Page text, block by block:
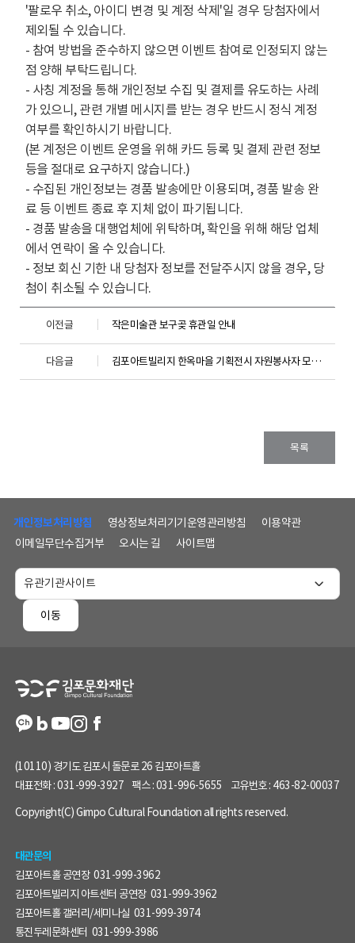
'팔로우 취소, 아이디 변경 및 계정 삭제'일 경우 당첨자에서
제외될 수 있습니다.
- 참여 방법을 준수하지 않으면 이벤트 참여로 인정되지 않는
점 양해 부탁드립니다.
- 사칭 계정을 통해 개인정보 수집 및 결제를 유도하는 사례
가 있으니, 관련 개별 메시지를 받는 경우 반드시 정식 계정
여부를 확인하시기 바랍니다.
(본 계정은 이벤트 운영을 위해 카드 등록 및 결제 관련 정보
등을 절대로 요구하지 않습니다.)
- 수집된 개인정보는 경품 발송에만 이용되며, 경품 발송 완
료 등 이벤트 종료 후 지체 없이 파기됩니다.
- 경품 발송을 대행업체에 위탁하며, 확인을 위해 해당 업체
에서 연락이 올 수 있습니다.
- 정보 회신 기한 내 당첨자 정보를 전달주시지 않을 경우, 당
첨이 취소될 수 있습니다.
이전글 작은미술관 보구곶 휴관일 안내
다음글 김포아트빌리지 한옥마을 기획전시 자원봉사자 모집안내
목록
개인정보처리방침 영상정보처리기기운영관리방침
이용약관
이메일무단수집거부
오시는 길 사이트맵
이동
(10110) 경기도 김포시 돌문로 26 김포아트홀
대표전화 :031-999-3927 팩스 :031-996-5655 고유번호 : 463-82-00037
Copyright(C) Gimpo Cultural Foundation all rights reserved.
대관문의
김포아트홀 공연장 031-999-3962
김포아트빌리지 아트센터 공연장 031-999-3962
김포아트홀 갤러리/세미나실 031-999-3974
통진두레문화센터 031-999-3986